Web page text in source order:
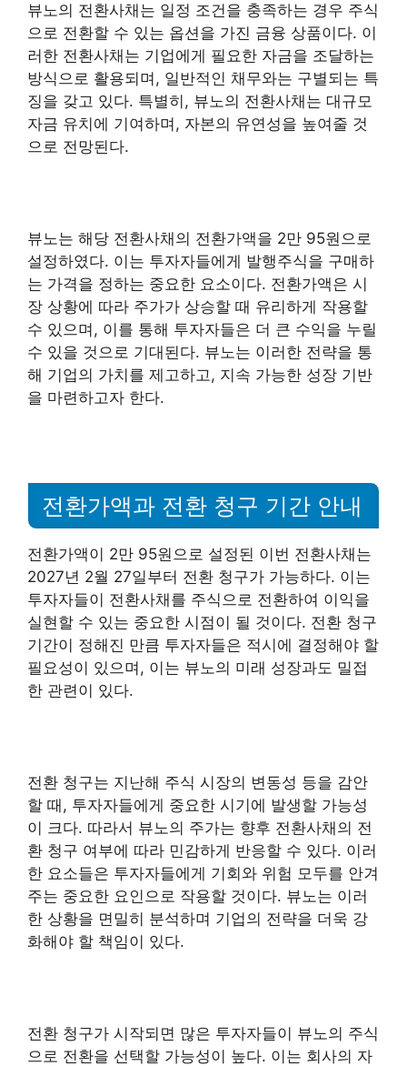
뷰노의 전환사채는 일정 조건을 충족하는 경우 주식
으로 전환할 수 있는 옵션을 가진 금융 상품이다. 이
러한 전환사채는 기업에게 필요한 자금을 조달하는
방식으로 활용되며, 일반적인 채무와는 구별되는 특
징을 갖고 있다. 특별히, 뷰노의 전환사채는 대규모
자금 유치에 기여하며, 자본의 유연성을 높여줄 것
으로 전망된다.
뷰노는 해당 전환사채의 전환가액을 2만 95원으로
설정하였다. 이는 투자자들에게 발행주식을 구매하
는 가격을 정하는 중요한 요소이다. 전환가액은 시
장 상황에 따라 주가가 상승할 때 유리하게 작용할
수 있으며, 이를 통해 투자자들은 더 큰 수익을 누릴
수 있을 것으로 기대된다. 뷰노는 이러한 전략을 통
해 기업의 가치를 제고하고, 지속 가능한 성장 기반
을 마련하고자 한다.
전환가액과 전환 청구 기간 안내
전환가액이 2만 95원으로 설정된 이번 전환사채는
2027년 2월 27일부터 전환 청구가 가능하다. 이는
투자자들이 전환사채를 주식으로 전환하여 이익을
실현할 수 있는 중요한 시점이 될 것이다. 전환 청구
기간이 정해진 만큼 투자자들은 적시에 결정해야 할
필요성이 있으며, 이는 뷰노의 미래 성장과도 밀접
한 관련이 있다.
전환 청구는 지난해 주식 시장의 변동성 등을 감안
할 때, 투자자들에게 중요한 시기에 발생할 가능성
이 크다. 따라서 뷰노의 주가는 향후 전환사채의 전
환 청구 여부에 따라 민감하게 반응할 수 있다. 이러
한 요소들은 투자자들에게 기회와 위험 모두를 안겨
주는 중요한 요인으로 작용할 것이다. 뷰노는 이러
한 상황을 면밀히 분석하며 기업의 전략을 더욱 강
화해야 할 책임이 있다.
전환 청구가 시작되면 많은 투자자들이 뷰노의 주식
으로 전환을 선택할 가능성이 높다. 이는 회사의 자